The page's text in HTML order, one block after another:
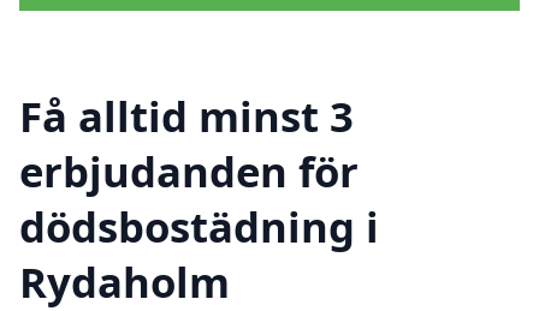
Få alltid minst 3
erbjudanden för
dödsbostädning i
Rydaholm